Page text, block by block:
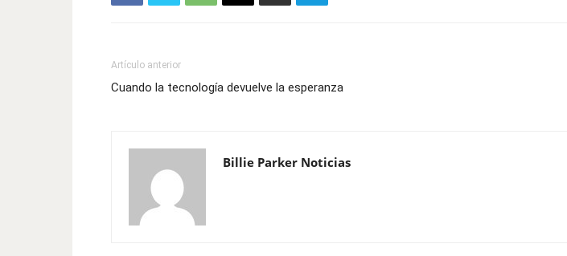
Artículo anterior
Cuando la tecnología devuelve la esperanza
Billie Parker Noticias